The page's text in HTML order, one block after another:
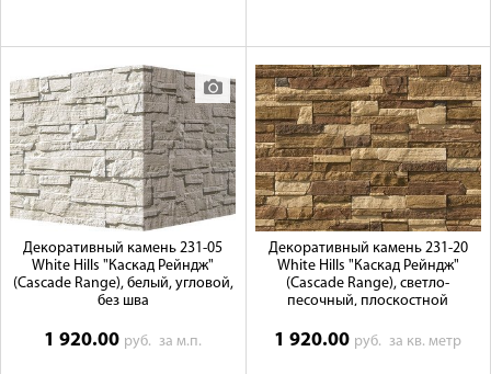
Декоративный камень 231-05
White Hills "Каскад Рейндж"
(Cascade Range), белый, угловой,
без шва
1 920.00 руб.за м.п.
Декоративный камень 231-20
White Hills "Каскад Рейндж"
(Cascade Range), светло-
песочный, плоскостной
1 920.00 руб.за кв. метр